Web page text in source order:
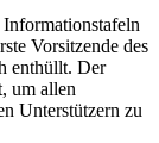
Vorsitzende des
enthüllt. Der
um allen
Unterstützern zu